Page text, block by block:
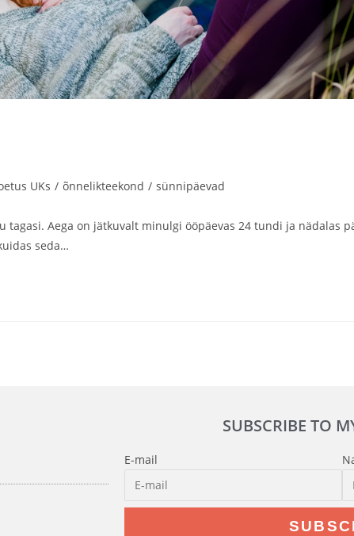
UKs / õnnelikteekond / sünnipäevad
tagasi. Aega on jätkuvalt minulgi ööpäevas 24 tundi ja nädalas
seda…
SUBSCRIBE TO
E-mail